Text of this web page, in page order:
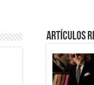
Artículos